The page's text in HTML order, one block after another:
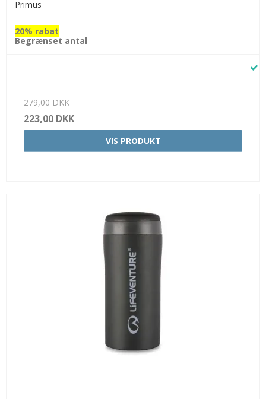
Primus
20% rabat
Begrænset antal
279,00 DKK
223,00 DKK
VIS PRODUKT